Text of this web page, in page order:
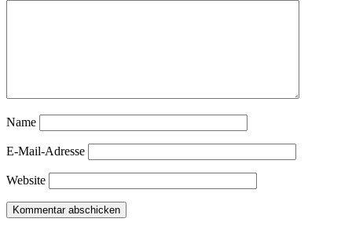
Name
E-Mail-Adresse
Website